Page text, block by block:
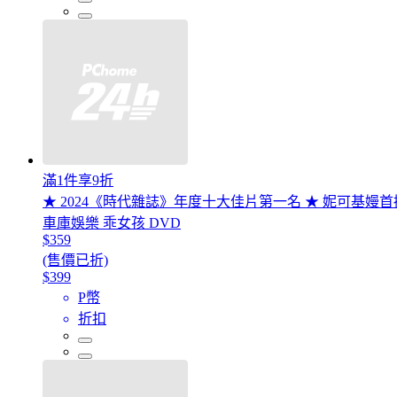
滿1件享9折
★ 2024《時代雜誌》年度十大佳片第一名 ★ 妮可基嫚首
車庫娛樂 乖女孩 DVD
$359
(售價已折)
$399
P幣
折扣